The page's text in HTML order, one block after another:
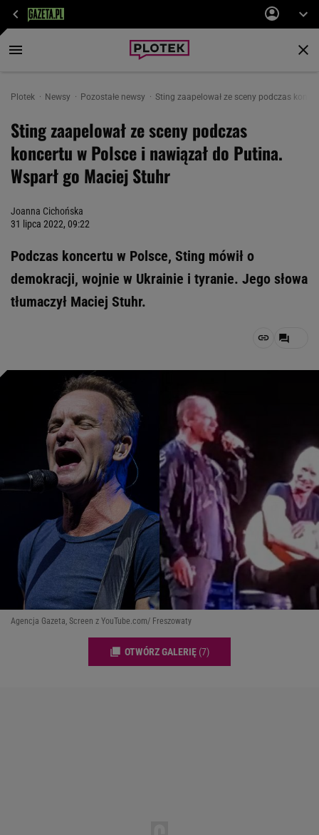
Plotek Newsy Pozostałe newsy Sting zaapelował ze sceny podczas
Sting zaapelował ze sceny podczas
koncertu w Polsce i nawiązał do Putina.
Wsparł go Maciej Stuhr
Joanna Cichońska
31 lipca 2022, 09:22
Podczas koncertu w Polsce, Sting mówił o
demokracji, wojnie w Ukrainie i tyranie. Jego słowa
tłumaczył Maciej Stuhr.
Agencja Gazeta, Screen z YouTube.com/ Freszowaty
OTWÓRZ GALERIĘ (7)